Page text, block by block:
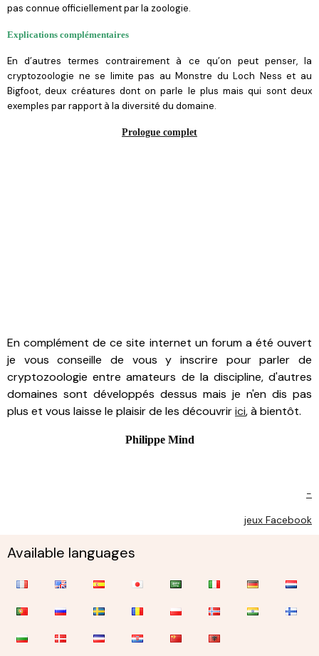
pas connue officiellement par la zoologie.
Explications complémentaires
En d’autres termes contrairement à ce qu’on peut penser, la
cryptozoologie ne se limite pas au Monstre du Loch Ness et au
Bigfoot, deux créatures dont on parle le plus mais qui sont deux
exemples par rapport à la diversité du domaine.
Prologue complet
En complément de ce site internet un forum a été ouvert
je vous conseille de vous y inscrire pour parler de
cryptozoologie entre amateurs de la discipline, d'autres
domaines sont développés dessus mais je n'en dis pas
plus et vous laisse le plaisir de les découvririci, à bientôt.
Philippe Mind
-
jeux Facebook
Available languages